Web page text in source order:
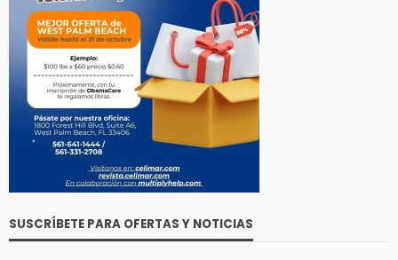
SUSCRÍBETE PARA OFERTAS Y NOTICIAS